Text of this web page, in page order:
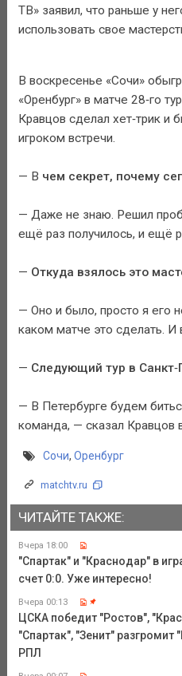
ТВ» заявил, что раньше у
использовать свое
В воскресенье «Сочи»
«Оренбург» в матче 28‑го
Кравцов сделал хет‑трик и
игроком встречи.
— В чем секрет, почему
— Даже не знаю. Решил
ещё раз получилось, и ещё
— Откуда взялось это
— Оно и было, просто я его
каком матче это сделать. И
— Следующий тур в
— В Петербурге будем
команда, — сказал Кравцов
Сочи, Оренбург
matchtv.ru
ЧИТАЙТЕ ТАКЖЕ:
Вчера 18:00
"Спартак" и "Краснодар" в
счет 0:0. Уже интересно!
Вчера 00:13
ЦСКА победит "Ростов",
"Спартак", "Зенит" разгромит
РПЛ